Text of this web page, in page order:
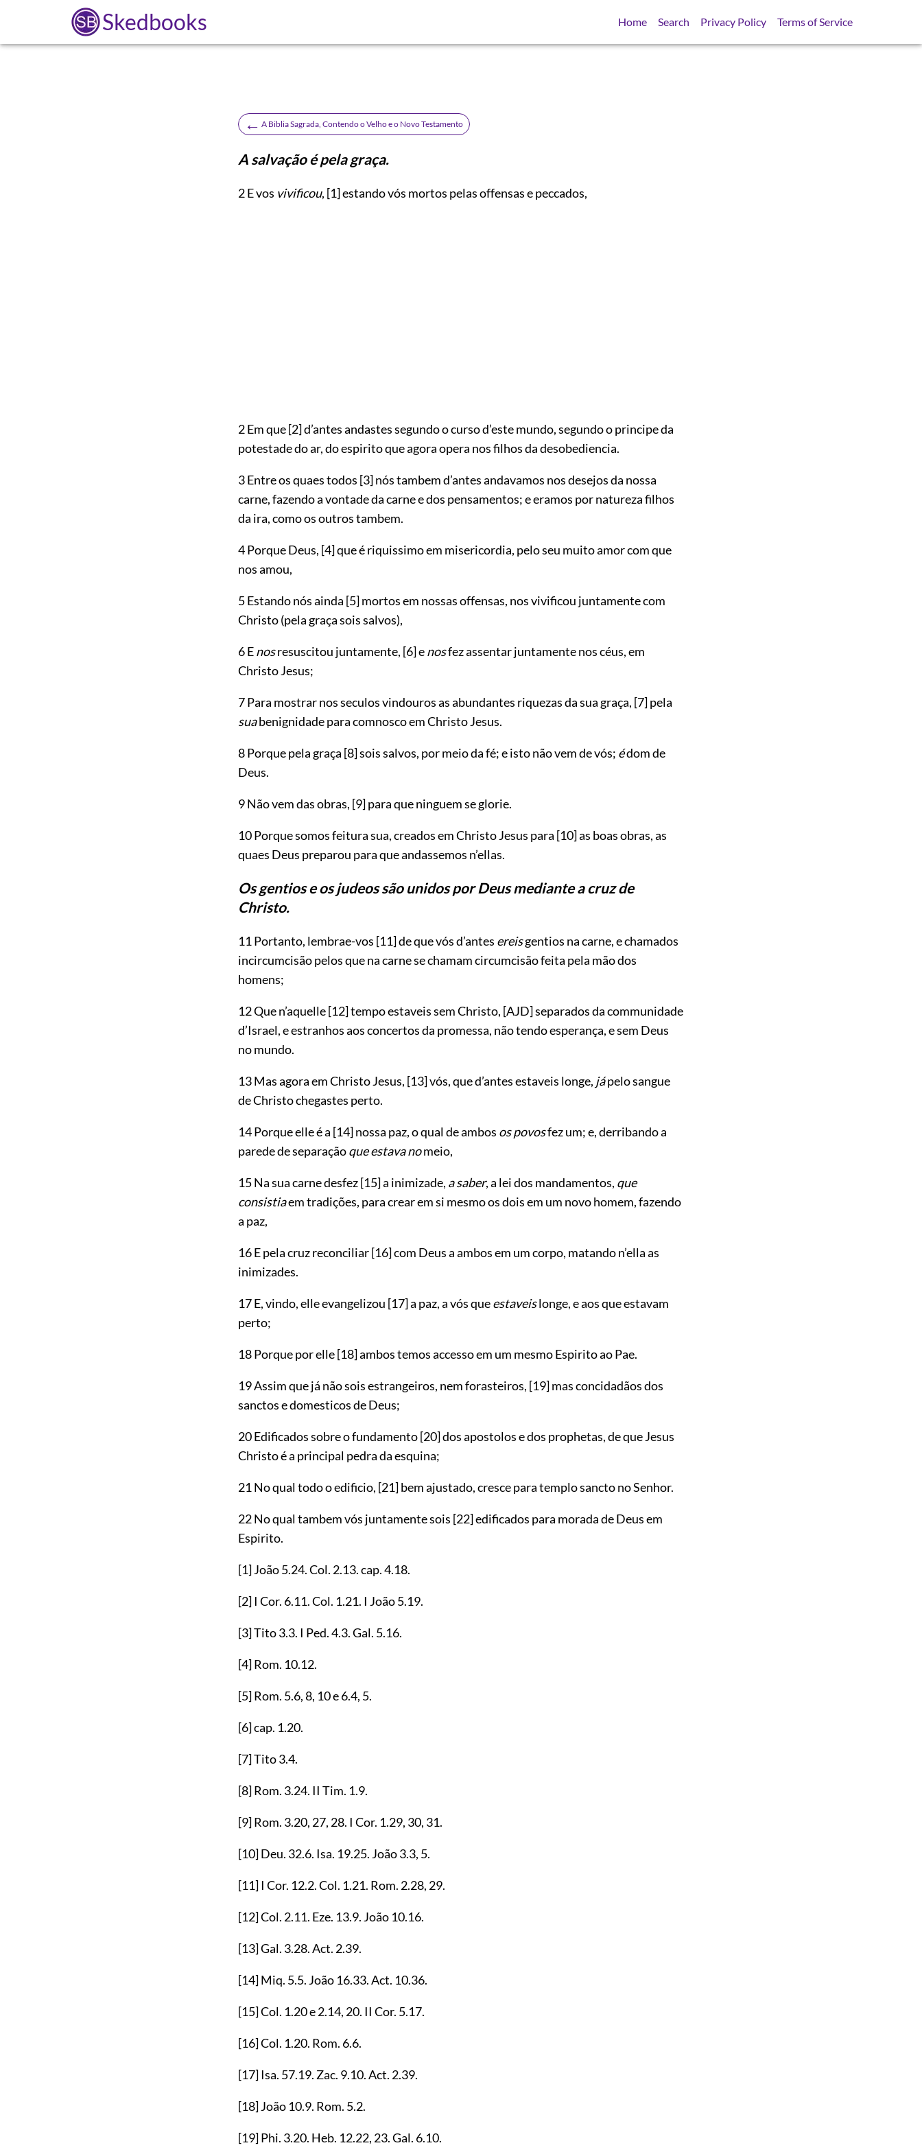
Skedbooks Home Search Privacy Policy Terms of Service
← A Biblia Sagrada, Contendo o Velho e o Novo Testamento
A salvação é pela graça.
2E vos vivificou, [1]estando vós mortos pelas offensas e peccados,
2 Em que[2]d’antes andastes segundo o curso d’este mundo, segundo o principe da
potestade do ar, do espirito que agora opera nos filhos da desobediencia.
3 Entre os quaes todos [3]nós tambem d’antes andavamos nos desejos da nossa
carne, fazendo a vontade da carne e dos pensamentos; e eramos por natureza filhos
da ira, como os outros tambem.
4 Porque Deus, [4]que é riquissimo em misericordia, pelo seu muito amor com que
nos amou,
5 Estando nós ainda [5]mortos em nossas offensas, nos vivificou juntamente com
Christo (pela graça sois salvos),
6 Enosresuscitou juntamente, [6]enosfez assentar juntamente nos céus, em
Christo Jesus;
7 Para mostrar nos seculos vindouros as abundantes riquezas da sua graça, [7]pela
suabenignidade para comnosco em Christo Jesus.
8 Porque pela graça [8]sois salvos, por meio da fé; e isto não vem de vós; édom de
Deus.
9 Não vem das obras, [9]para que ninguem se glorie.
10 Porque somos feitura sua, creados em Christo Jesus para [10]as boas obras, as
quaes Deus preparou para que andassemos n’ellas.
Os gentios e os judeos são unidos por Deus mediante a cruz de
Christo.
11 Portanto, lembrae-vos [11]de que vós d’antes ereisgentios na carne, e chamados
incircumcisão pelos que na carne se chamam circumcisão feita pela mão dos
homens;
12 Que n’aquelle[12]tempo estaveis sem Christo, [AJD]separados da communidade
d’Israel, e estranhos aos concertos da promessa, não tendo esperança, e sem Deus
no mundo.
13 Mas agora em Christo Jesus, [13]vós, que d’antes estaveis longe, jápelo sangue
de Christo chegastes perto.
14 Porque elle é a [14]nossa paz, o qual de ambos os povosfez um; e, derribando a
parede de separaçãoque estava nomeio,
15 Na sua carne desfez[15]a inimizade, a saber, a lei dos mandamentos, que
consistiaem tradições, para crear em si mesmo os dois em um novo homem, fazendo
a paz,
16 E pela cruz reconciliar[16]com Deus a ambos em um corpo, matando n’ella as
inimizades.
17 E, vindo, elle evangelizou [17]a paz, a vós queestaveislonge, e aos que estavam
perto;
18 Porque por elle[18]ambos temos accesso em um mesmo Espirito ao Pae.
19 Assim que já não sois estrangeiros, nem forasteiros, [19]mas concidadãos dos
sanctos e domesticos de Deus;
20 Edificados sobre o fundamento[20]dos apostolos e dos prophetas, de que Jesus
Christo é a principal pedra da esquina;
21 No qual todo o edificio, [21]bem ajustado, cresce para templo sancto no Senhor.
22 No qual tambem vós juntamente sois [22]edificados para morada de Deus em
Espirito.
[1]João5.24. Col. 2.13. cap.4.18.
[2]I Cor. 6.11. Col. 1.21. I João5.19.
[3]Tito3.3. I Ped.4.3. Gal. 5.16.
[4]Rom. 10.12.
[5]Rom. 5.6,8, 10e6.4, 5.
[6]cap. 1.20.
[7]Tito3.4.
[8]Rom. 3.24. II Tim. 1.9.
[9]Rom. 3.20, 27, 28. I Cor. 1.29, 30, 31.
[10]Deu. 32.6. Isa. 19.25. João3.3, 5.
[11]I Cor. 12.2. Col. 1.21. Rom. 2.28, 29.
[12]Col. 2.11. Eze. 13.9. João 10.16.
[13]Gal. 3.28. Act. 2.39.
[14]Miq. 5.5. João 16.33. Act. 10.36.
[15]Col. 1.20e2.14, 20. II Cor. 5.17.
[16]Col. 1.20. Rom. 6.6.
[17]Isa. 57.19. Zac. 9.10. Act. 2.39.
[18]João 10.9. Rom. 5.2.
[19]Phi. 3.20. Heb. 12.22, 23. Gal. 6.10.